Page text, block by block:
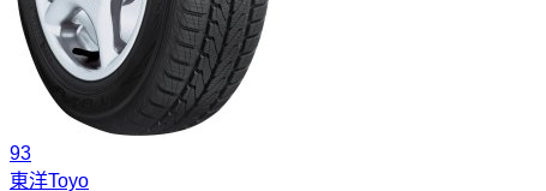
93
東洋Toyo